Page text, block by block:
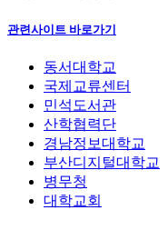
관련사이트 바로가기
동서대학교
국제교류센터
민석도서관
산학협력단
경남정보대학교
부산디지털대학교
병무청
대학교회